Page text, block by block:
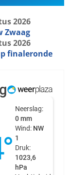
2026
Zwaag
2026
finaleronde